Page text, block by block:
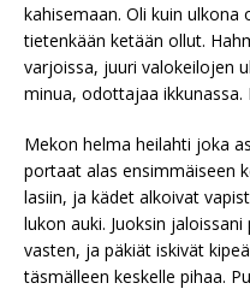
kahisemaan. Oli kuin ulkona
tietenkään ketään ollut.
varjoissa, juuri valokeilojen
minua, odottajaa ikkunassa.
Mekon helma heilahti joka
portaat alas ensimmäiseen
lasiin, ja kädet alkoivat
lukon auki. Juoksin
vasten, ja päkiät iskivät
täsmälleen keskelle pihaa.